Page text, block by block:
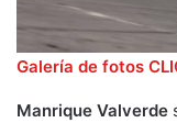
Galería de fotos
Manrique Valverde